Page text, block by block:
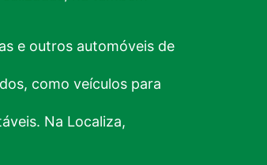
e outros automóveis de
como veículos para
Na Localiza,